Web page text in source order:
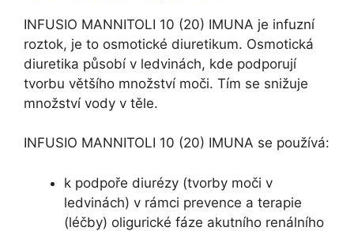
INFUSIO MANNITOLI 10 (20) IMUNA je infuzní
roztok, je to osmotické diuretikum. Osmotická
diuretika působí v ledvinách, kde podporují
tvorbu většího množství moči. Tím se snižuje
množství vody v těle.
INFUSIO MANNITOLI 10 (20) IMUNA se používá:
k podpoře diurézy (tvorby moči v
ledvinách) v rámci prevence a terapie
(léčby) oligurické fáze akutního renálního